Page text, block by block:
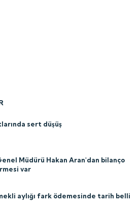
sert düşüş
Müdürü Hakan Aran'dan bilanço
var
aylığı fark ödemesinde tarih belli